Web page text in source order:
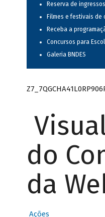
Reserva de ingressos
Filmes e festivais de
Receba a
Concursos para
Galeria BNDES
do
da
Ações